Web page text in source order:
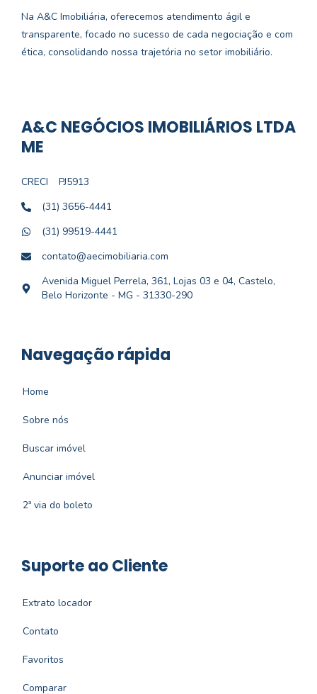
Na A&C Imobiliária, oferecemos atendimento ágil e
transparente, focado no sucesso de cada negociação e com
ética, consolidando nossa trajetória no setor imobiliário.
A&C NEGÓCIOS IMOBILIÁRIOS LTDA
ME
CRECI
PJ5913
(31) 3656-4441
(31) 99519-4441
contato@aecimobiliaria.com
Avenida Miguel Perrela, 361, Lojas 03 e 04, Castelo,
Belo Horizonte - MG - 31330-290
Navegação rápida
Home
Sobre nós
Buscar imóvel
Anunciar imóvel
2ª via do boleto
Suporte ao Cliente
Extrato locador
Contato
Favoritos
Comparar